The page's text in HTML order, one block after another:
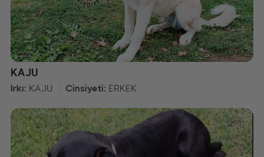
KAJU
Irkı: KAJU Cinsiyeti: ERKEK